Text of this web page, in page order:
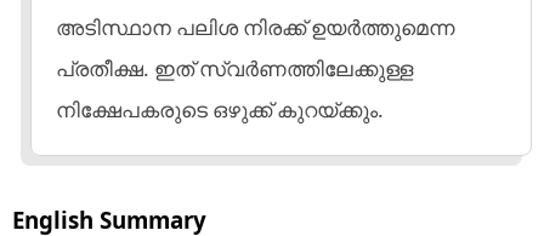
അടിസ്ഥാന പലിശ നിരക്ക് ഉയര്‍ത്തുമെന്ന
പ്രതീക്ഷ. ഇത് സ്വര്‍ണത്തിലേക്കുള്ള
നിക്ഷേപകരുടെ ഒഴുക്ക് കുറയ്ക്കും.
English Summary